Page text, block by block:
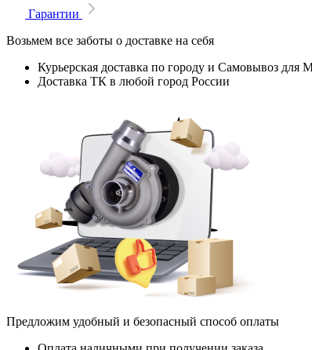
Гарантии
Возьмем все заботы о доставке на себя
Курьерская доставка по городу и Самовывоз
Доставка ТК в любой город России
Предложим удобный и безопасный способ оплаты